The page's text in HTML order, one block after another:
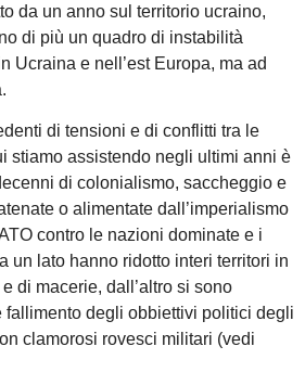
da un anno sul territorio ucraino,
di più un quadro di instabilità
Ucraina e nell’est Europa, ma ad
di tensioni e di conflitti tra le
stiamo assistendo negli ultimi anni è
di colonialismo, saccheggio e
o alimentate dall’imperialismo
contro le nazioni dominate e i
un lato hanno ridotto interi territori in
di macerie, dall’altro si sono
fallimento degli obbiettivi politici degli
clamorosi rovesci militari (vedi